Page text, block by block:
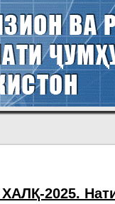
2025.